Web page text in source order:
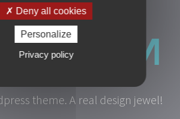
theme. A real design jewel!
Deny all cookies
Personalize
Privacy policy